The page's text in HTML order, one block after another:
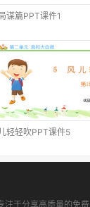
谋篇PPT课件1
轻轻吹PPT课件5
于分享高质量的免